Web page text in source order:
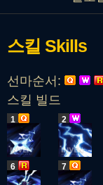
스킬 Skills
선마순서:
스킬 빌드
1 2
6 7